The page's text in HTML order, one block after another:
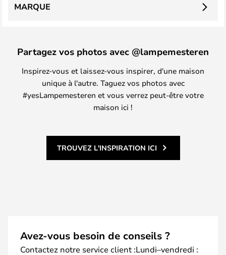
MARQUE
Partagez vos photos avec @lampemesteren
Inspirez-vous et laissez-vous inspirer, d'une maison
unique à l'autre. Taguez vos photos avec
#yesLampemesteren et vous verrez peut-être votre
maison ici !
TROUVEZ L'INSPIRATION ICI
Avez-vous besoin de conseils ?
Contactez notre service client :Lundi–vendredi :